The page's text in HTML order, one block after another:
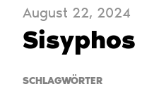
August 22, 2024
Sisyphos
SCHLAGWÖRTER